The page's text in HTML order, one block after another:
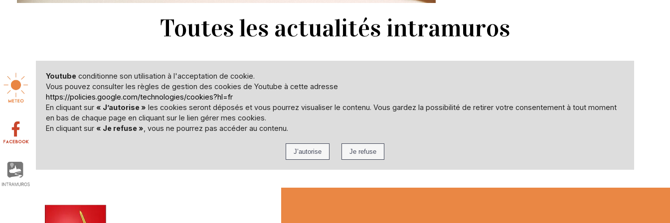
Toutes les actualités intramuros
Youtube conditionne son utilisation à l'acceptation de cookie.
Vous pouvez consulter les règles de gestion des cookies de Youtube à cette adresse
https://policies.google.com/technologies/cookies?hl=fr
En cliquant sur« J’autorise » les cookies seront déposés et vous pourrez visualiser le contenu. Vous gardez la possibilité de retirer votre consentement à tout moment
en bas de chaque page en cliquant sur le lien gérer mes cookies.
En cliquant sur« Je refuse » , vous ne pourrez pas accéder au contenu.